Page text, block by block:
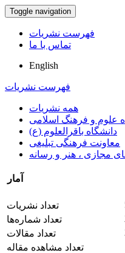
Toggle navigation
فهرست نشریات
تماس با ما
English
فهرست نشریات
همه نشریات
علوم و فرهنگ اسلامی
دانشگاه باقرالعلوم (ع)
معاونت فرهنگی تبلیغی
مجازی ، هنر و رسانه
آمار
تعداد نشریات
تعداد شماره‌ها
تعداد مقالات
تعداد مشاهده مقاله